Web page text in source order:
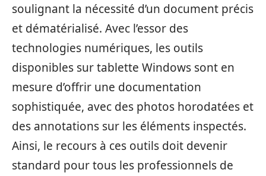
soulignant la nécessité d’un document précis
et dématérialisé. Avec l’essor des
technologies numériques, les outils
disponibles sur tablette Windows sont en
mesure d’offrir une documentation
sophistiquée, avec des photos horodatées et
des annotations sur les éléments inspectés.
Ainsi, le recours à ces outils doit devenir
standard pour tous les professionnels de